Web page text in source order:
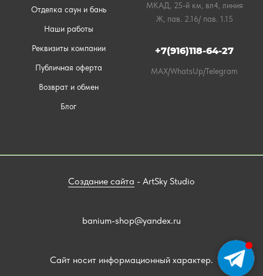
Отделка саун и бань
Наши работы
Реквизиты компании
Публичная оферта
Возврат и обмен
Блог
МКАД, 25-й км, вл4, линия
Ж, пав. 2.16/ пав. 1.15
+7(916)118-64-27
MAX/WhatsUp/Telegram
Создание сайта - ArtSky Studio
banium-shop@yandex.ru
Сайт носит информационный характер.